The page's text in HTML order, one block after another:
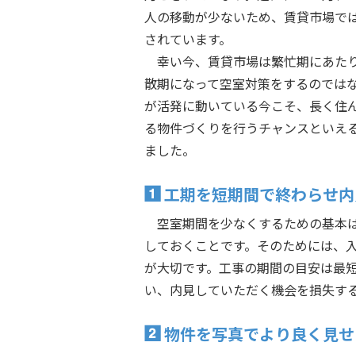
人の移動が少ないため、賃貸市場で
されています。
幸い今、賃貸市場は繁忙期にあた
散期になって空室対策をするのでは
が活発に動いている今こそ、長く住
る物件づくりを行うチャンスといえ
ました。
工期を短期間で終わらせ
空室期間を少なくするための基本
しておくことです。そのためには、
が大切です。工事の期間の目安は最
い、内見していただく機会を損失す
物件を写真でより良く見